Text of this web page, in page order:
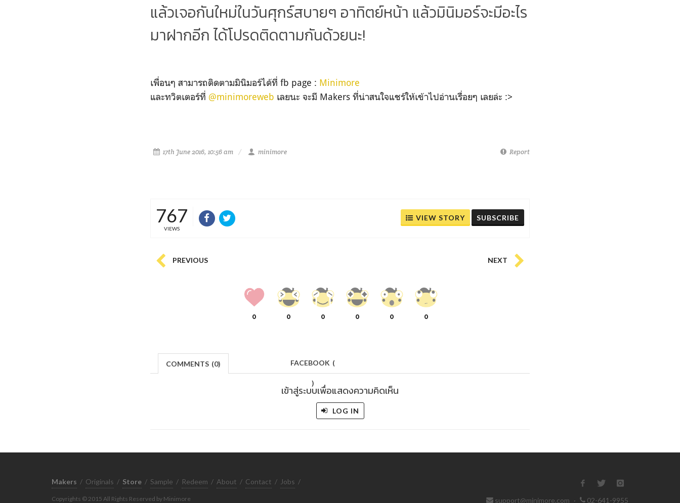
แล้วเจอกันใหม่ในวันศุกร์สบายๆ อาทิตย์หน้า แล้วมินิมอร์จะมีอะไร
มาฝากอีก ได้โปรดติดตามกันด้วยนะ!
เพื่อนๆ สามารถติดตามมินิมอร์ได้ที่ fb page : Minimore
และทวิตเตอร์ที่ @minimoreweb เลยนะ จะมี Makers ที่น่าสนใจแชร์ให้เข้าไปอ่านเรื่อยๆ เลยล่ะ :>
17th June 2016, 10:56 am minimore Report
767
VIEWS
VIEW STORY SUBSCRIBE
PREVIOUS NEXT
0 0 0 0 0 0
COMMENTS (0) FACEBOOK (
)
เข้าสู่ระบบเพื่อแสดงความคิดเห็น
LOG IN
Makers / Originals / Store / Sample / Redeem / About / Contact / Jobs /
Copyrights © 2015 All Rights Reserved by Minimore support@minimore.com · 02-641-9955